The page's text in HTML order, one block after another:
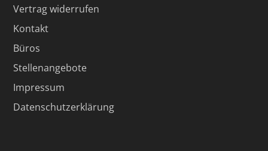
Vertrag widerrufen
Kontakt
Büros
Stellenangebote
Impressum
Datenschutzerklärung